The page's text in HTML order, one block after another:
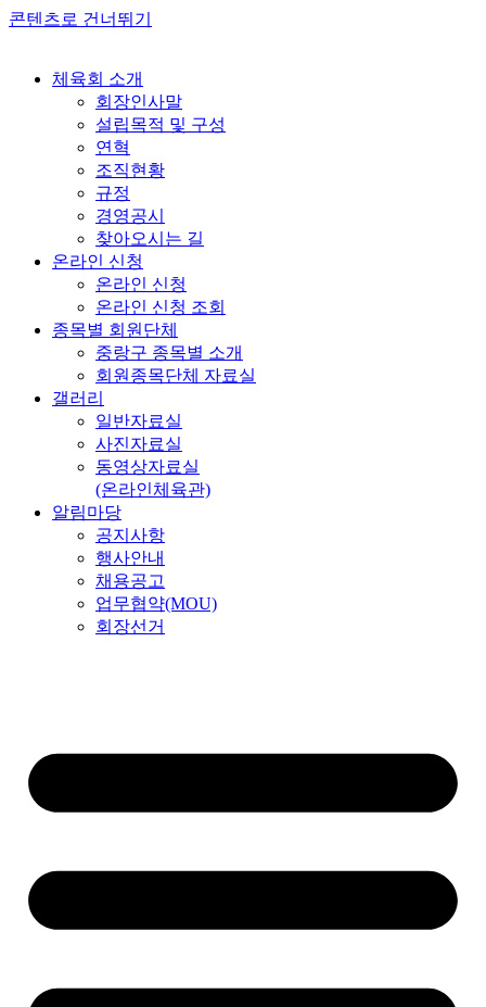
콘텐츠로 건너뛰기
체육회 소개
회장인사말
설립목적 및 구성
연혁
조직현황
규정
경영공시
찾아오시는 길
온라인 신청
온라인 신청
온라인 신청 조회
종목별 회원단체
중랑구 종목별 소개
회원종목단체 자료실
갤러리
일반자료실
사진자료실
동영상자료실
(온라인체육관)
알림마당
공지사항
행사안내
채용공고
업무협약(MOU)
회장선거